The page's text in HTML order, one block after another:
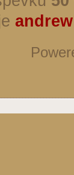
andrew